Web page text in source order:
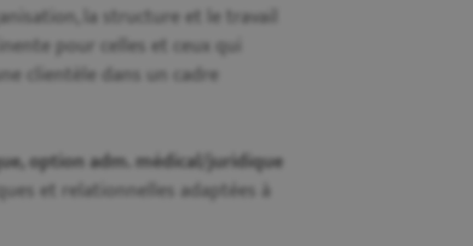
la structure et le travail
pour celles et ceux qui
clientèle dans un cadre
option adm. médical/juridique
et relationnelles adaptées à